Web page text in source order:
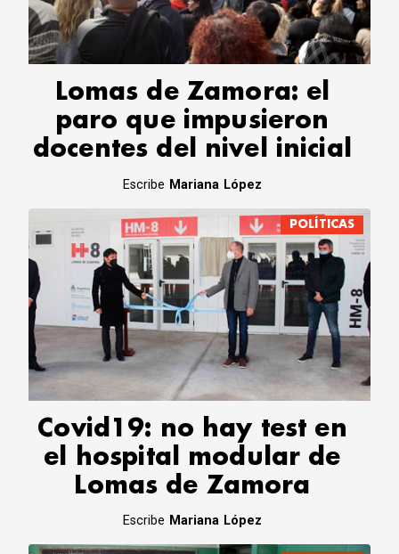
CORREO DE LECTORES
DEBATE
ARCHIVO
DECLARACIONES
OPINIÓN
ALTAMIRA RESPONDE
Política Obrera Revista
CONTACTO
Lomas de Zamora: el
paro que impusieron
docentes del nivel inicial
Escribe Mariana López
POLÍTICAS
Covid19: no hay test en
el hospital modular de
Lomas de Zamora
Escribe Mariana López